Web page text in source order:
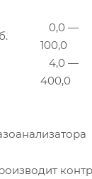
0,0 —
100,0
4,0 —
400,0